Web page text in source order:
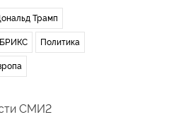
Трамп
БРИКС Политика
СМИ2